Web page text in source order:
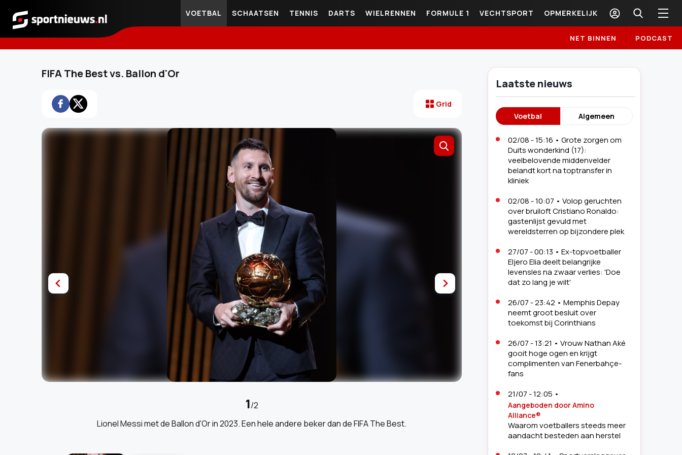
Sportnieuws.nl
VOETBAL SCHAATSEN TENNIS DARTS WIELRENNEN FORMULE 1 VECHTSPORT OPMERKELIJK
NET BINNEN PODCAST
FIFA The Best vs. Ballon d'Or
Grid
1/2
Lionel Messi met de Ballon d'Or in 2023. Een hele andere beker dan de FIFA The Best.
Sarina Wiegman met de FIFA The Best-beker in 2022.
Laatste nieuws
Voetbal Algemeen
02/08 - 15:16 • Grote zorgen om
Duits wonderkind (17):
veelbelovende middenvelder
belandt kort na toptransfer in
kliniek
02/08 - 10:07 • Volop geruchten
over bruiloft Cristiano Ronaldo:
gastenlijst gevuld met
wereldsterren op bijzondere plek
27/07 - 00:13 • Ex-topvoetballer
Eljero Elia deelt belangrijke
levensles na zwaar verlies: 'Doe
dat zo lang je wilt'
26/07 - 23:42 • Memphis Depay
neemt groot besluit over
toekomst bij Corinthians
26/07 - 13:21 • Vrouw Nathan Aké
gooit hoge ogen en krijgt
complimenten van Fenerbahçe-
fans
21/07 - 12:05 •
Aangeboden door Amino
Alliance®
Waarom voetballers steeds meer
aandacht besteden aan herstel